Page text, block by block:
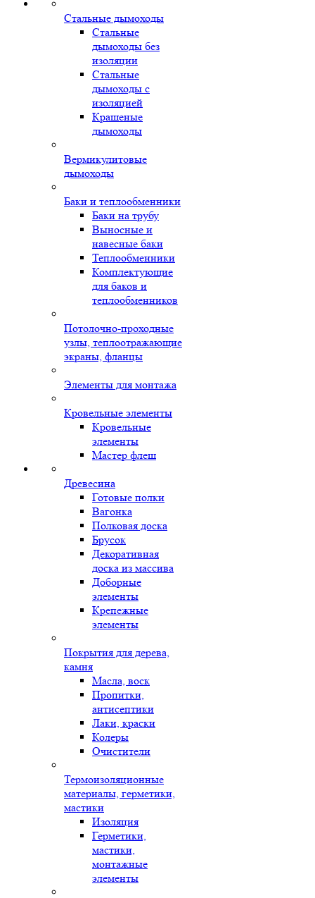
Стальные дымоходы
Стальные
дымоходы без
изоляции
Стальные
дымоходы с
изоляцией
Крашеные
дымоходы
Вермикулитовые
дымоходы
Баки и теплообменники
Баки на трубу
Выносные и
навесные баки
Теплообменники
Комплектующие
для баков и
теплообменников
Потолочно-проходные
узлы, теплоотражающие
экраны, фланцы
Элементы для монтажа
Кровельные элементы
Кровельные
элементы
Мастер флеш
Древесина
Готовые полки
Вагонка
Полковая доска
Брусок
Декоративная
доска из массива
Доборные
элементы
Крепежные
элементы
Покрытия для дерева,
камня
Масла, воск
Пропитки,
антисептики
Лаки, краски
Колеры
Очистители
Термоизоляционные
материалы, герметики,
мастики
Изоляция
Герметики,
мастики,
монтажные
элементы